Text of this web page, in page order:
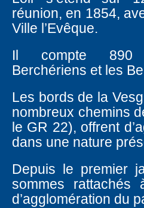
réunion, en 1854,
Ville l’Evêque.
Il compte 890
Berchériens et les
Les bords de la
nombreux chemins
le GR 22), offrent
dans une nature
Depuis le premier
sommes rattachés
d’agglomération du